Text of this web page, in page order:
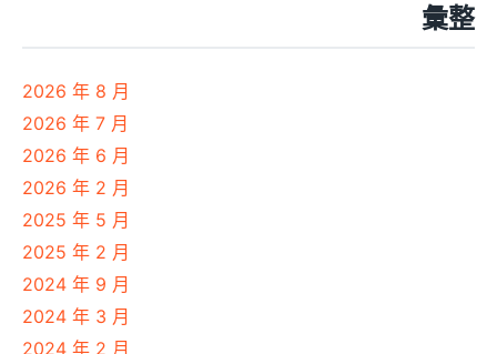
彙整
2026 年 8 月
2026 年 7 月
2026 年 6 月
2026 年 2 月
2025 年 5 月
2025 年 2 月
2024 年 9 月
2024 年 3 月
2024 年 2 月